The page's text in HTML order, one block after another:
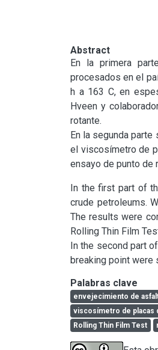
Abstract
En la primera
procesados en el
h a 163 C, en
Hveen y
rotante.
En la segunda
el viscosímetro de
ensayo de punto de
In the first part of
crude petroleums.
The results were
Rolling Thin Film
In the second part
breaking point were
Palabras clave
envejecimiento de
viscosímetro de placas
Rolling Thin Film Test